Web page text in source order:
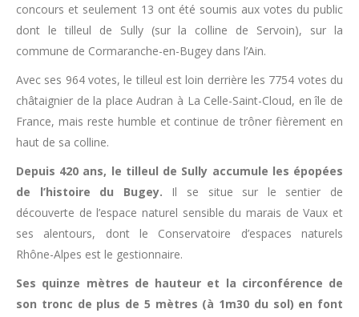
concours et seulement 13 ont été soumis aux votes du public
dont le tilleul de Sully (sur la colline de Servoin), sur la
commune de Cormaranche-en-Bugey dans l’Ain.
Avec ses 964 votes, le tilleul est loin derrière les 7754 votes du
châtaignier de la place Audran à La Celle-Saint-Cloud, en île de
France, mais reste humble et continue de trôner fièrement en
haut de sa colline.
Depuis 420 ans, le tilleul de Sully accumule les épopées
de l’histoire du Bugey. Il se situe sur le sentier de
découverte de l’espace naturel sensible du marais de Vaux et
ses alentours, dont le Conservatoire d’espaces naturels
Rhône-Alpes est le gestionnaire.
Ses quinze mètres de hauteur et la circonférence de
son tronc de plus de 5 mètres (à 1m30 du sol) en font